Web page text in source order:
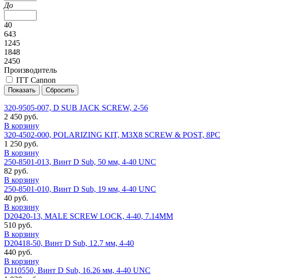
До
40
643
1245
1848
2450
Производитель
ITT Cannon
320-9505-007, D SUB JACK SCREW, 2-56
2 450 руб.
В корзину
320-4502-000, POLARIZING KIT, M3X8 SCREW & POST, 8PC
1 250 руб.
В корзину
250-8501-013, Винт D Sub, 50 мм, 4-40 UNC
82 руб.
В корзину
250-8501-010, Винт D Sub, 19 мм, 4-40 UNC
40 руб.
В корзину
D20420-13, MALE SCREW LOCK, 4-40, 7.14MM
510 руб.
В корзину
D20418-50, Винт D Sub, 12.7 мм, 4-40
440 руб.
В корзину
D110550, Винт D Sub, 16.26 мм, 4-40 UNC